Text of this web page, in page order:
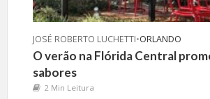
JOSÉ ROBERTO LUCHETTI•ORLANDO
O verão na Flórida Central
sabores
2 Min Leitura